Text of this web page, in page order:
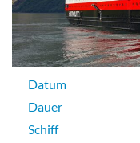
Datum
Dauer
Schiff